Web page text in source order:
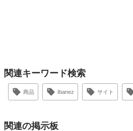
関連キーワード検索
商品 Ibanez サイト
関連の掲示板